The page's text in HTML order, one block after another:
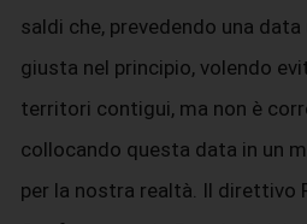
saldi che, prevedendo una data
giusta nel principio, volendo
territori contigui, ma non è
collocando questa data in un
per la nostra realtà. Il direttivo